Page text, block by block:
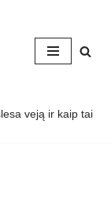
veją ir kaip tai